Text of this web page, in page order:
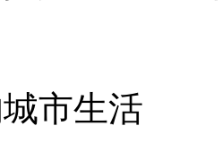
市生活